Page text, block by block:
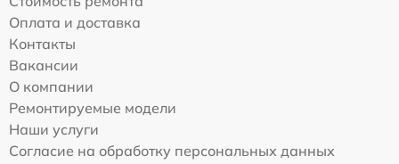
Оплата и доставка
Контакты
Вакансии
О компании
Ремонтируемые модели
Наши услуги
Согласие на обработку персональных данных